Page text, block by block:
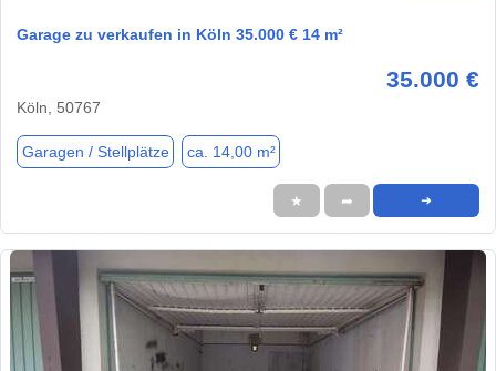
Garage zu verkaufen in Köln 35.000 € 14 m²
35.000 €
Köln, 50767
Garagen / Stellplätze ca. 14,00 m²
★ ➦ ➜